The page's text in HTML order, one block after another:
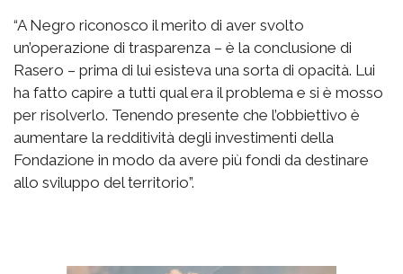
“A Negro riconosco il merito di aver svolto
un’operazione di trasparenza – è la conclusione di
Rasero – prima di lui esisteva una sorta di opacità. Lui
ha fatto capire a tutti qual era il problema e si è mosso
per risolverlo. Tenendo presente che l’obbiettivo è
aumentare la redditività degli investimenti della
Fondazione in modo da avere più fondi da destinare
allo sviluppo del territorio”.